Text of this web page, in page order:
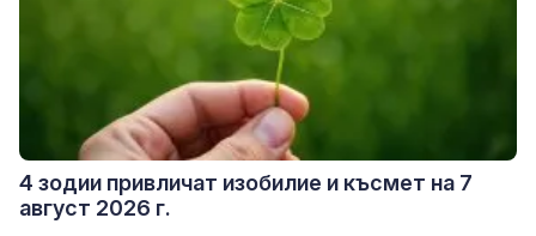
4 зодии привличат изобилие и късмет на 7
август 2026 г.